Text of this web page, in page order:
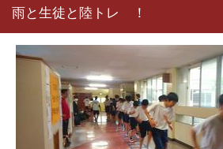
雨と生徒と陸トレ ！